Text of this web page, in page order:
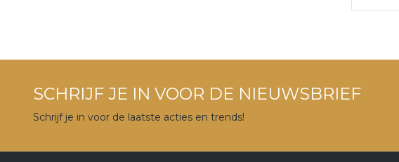
SCHRIJF JE IN VOOR DE NIEUWSBRIEF
Schrijf je in voor de laatste acties en trends!